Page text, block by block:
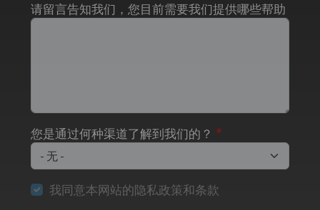
请留言告知我们，您目前需要我们提供哪些帮助
您是通过何种渠道了解到我们的？
我同意本网站的隐私政策和条款